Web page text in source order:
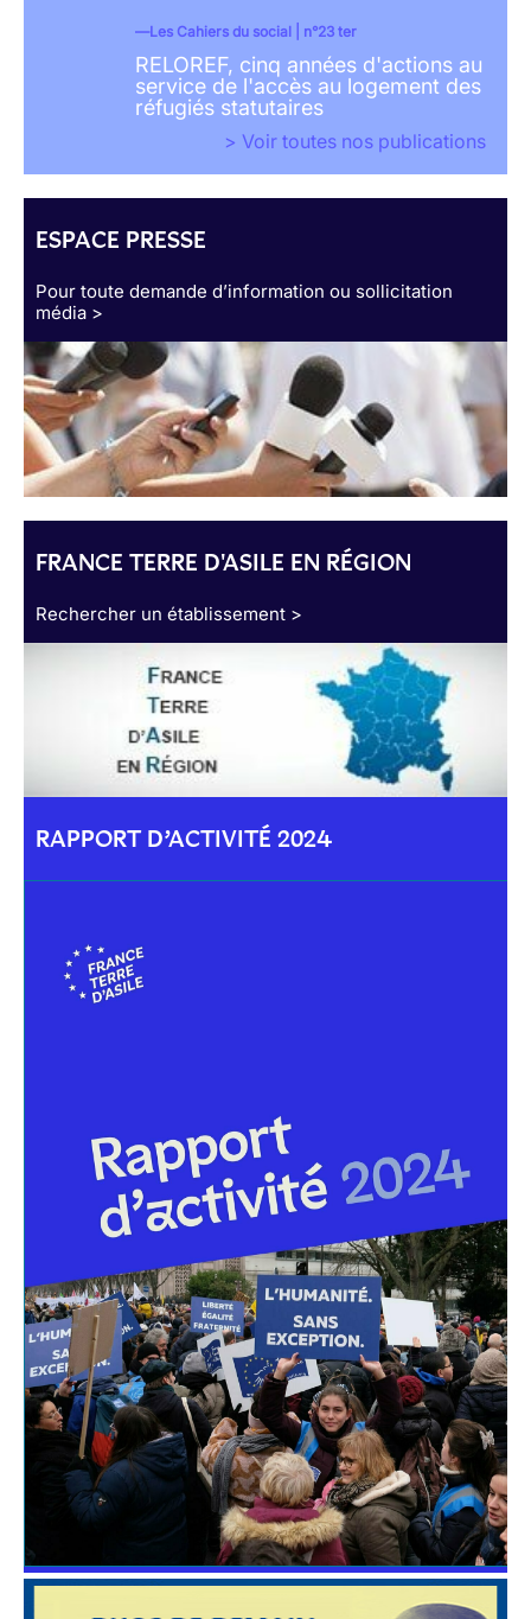
Les Cahiers du social | n°23 ter
RELOREF, cinq années d'actions au
service de l'accès au logement des
réfugiés statutaires
> Voir toutes nos publications
ESPACE PRESSE
Pour toute demande d’information ou sollicitation
média >
FRANCE TERRE D'ASILE EN RÉGION
Rechercher un établissement >
RAPPORT D’ACTIVITÉ 2024